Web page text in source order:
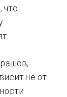
что
не от